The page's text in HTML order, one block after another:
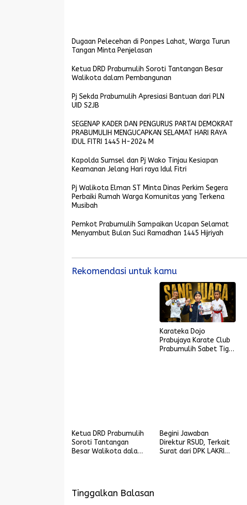
Dugaan Pelecehan di Ponpes Lahat, Warga Turun
Tangan Minta Penjelasan
Ketua DRD Prabumulih Soroti Tantangan Besar
Walikota dalam Pembangunan
Pj Sekda Prabumulih Apresiasi Bantuan dari PLN
UID S2JB
SEGENAP KADER DAN PENGURUS PARTAI DEMOKRAT
PRABUMULIH MENGUCAPKAN SELAMAT HARI RAYA
IDUL FITRI 1445 H-2024 M
Kapolda Sumsel dan Pj Wako Tinjau Kesiapan
Keamanan Jelang Hari raya Idul Fitri
Pj Walikota Elman ST Minta Dinas Perkim Segera
Perbaiki Rumah Warga Komunitas yang Terkena
Musibah
Pemkot Prabumulih Sampaikan Ucapan Selamat
Menyambut Bulan Suci Ramadhan 1445 Hijriyah
Rekomendasi untuk kamu
Karateka Dojo
Prabujaya Karate Club
Prabumulih Sabet Tiga
Ketua DRD Prabumulih
Soroti Tantangan
Besar Walikota dalam
Begini Jawaban
Direktur RSUD, Terkait
Surat dari DPK LAKRI
Tinggalkan Balasan